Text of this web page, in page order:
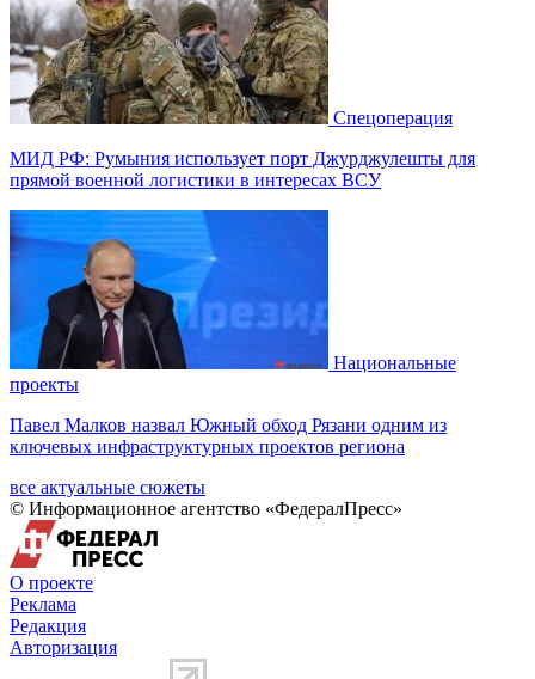
Спецоперация
МИД РФ: Румыния использует порт Джурджулешты для
прямой военной логистики в интересах ВСУ
Национальные
проекты
Павел Малков назвал Южный обход Рязани одним из
ключевых инфраструктурных проектов региона
все актуальные сюжеты
© Информационное агентство «ФедералПресс»
О проекте
Реклама
Редакция
Авторизация